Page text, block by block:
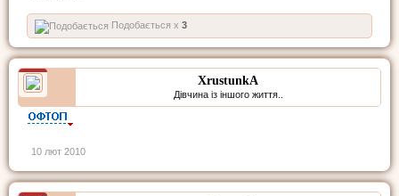
Подобається x 3
XrustunkA
Дівчина із іншого життя..
10 лют 2010